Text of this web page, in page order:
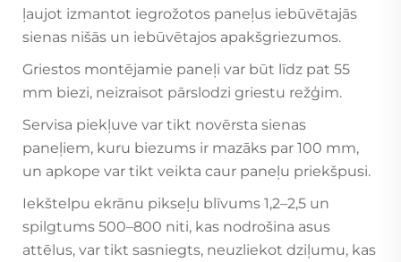
ļaujot izmantot iegrožotos paneļus iebūvētajās
sienas nišās un iebūvētajos apakšgriezumos.
Griestos montējamie paneļi var būt līdz pat 55
mm biezi, neizraisot pārslodzi griestu režģim.
Servisa piekļuve var tikt novērsta sienas
paneļiem, kuru biezums ir mazāks par 100 mm,
un apkope var tikt veikta caur paneļu priekšpusi.
Iekštelpu ekrānu pikseļu blīvums 1,2–2,5 un
spilgtums 500–800 niti, kas nodrošina asus
attēlus, var tikt sasniegts, neuzliekot dziļumu, kas